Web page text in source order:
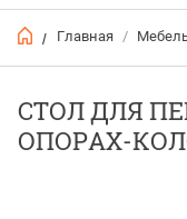
/ Главная /
СТОЛ ДЛЯ
ОПОРАХ-